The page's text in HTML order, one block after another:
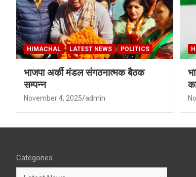
HIMACHAL LATEST NEWS POLITICS
भाजपा अर्की मंडल संगठनात्मक बैठक
सम्पन्न
November 4, 2025 admin
Categories